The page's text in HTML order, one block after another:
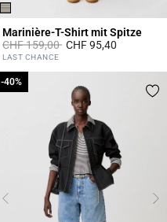
Marinière-T-Shirt mit Spitze
Price reduced from
CHF 159,00toCHF 95,40
5 out of 5 Customer Rating
LAST CHANCE
-40%
-40%